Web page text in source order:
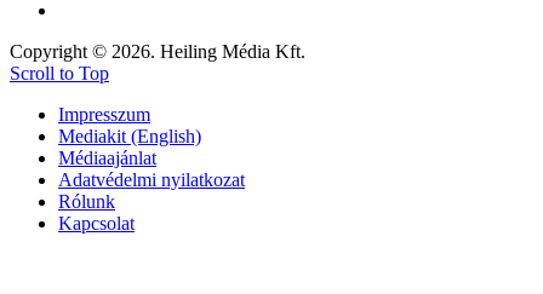
Copyright © 2026. Heiling Média Kft.
Scroll to Top
Impresszum
Mediakit (English)
Médiaajánlat
Adatvédelmi nyilatkozat
Rólunk
Kapcsolat